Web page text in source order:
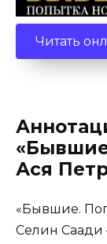
Читать
Ася
«Бывшие.
Селин Саади